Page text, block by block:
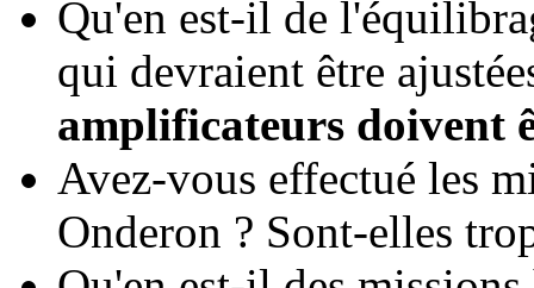
Qu'en est-il de
qui devraient être
amplificateurs doivent
Avez-vous effectué les
Onderon ? Sont-elles